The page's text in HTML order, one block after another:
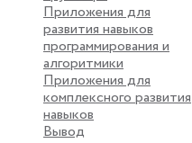
Приложения для
развития навыков
программирования и
алгоритмики
Приложения для
комплексного развития
навыков
Вывод